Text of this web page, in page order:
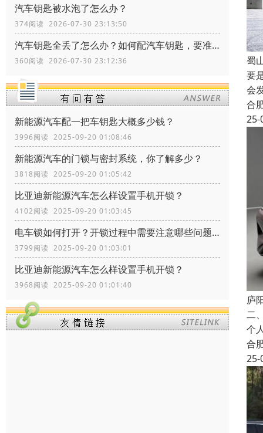
汽车钥匙被水泡了怎么办？
374阅读 2026-07-30 23:13:50
汽车钥匙全丢了怎么办？如何配汽车钥匙，要准备什么资料？
360阅读 2026-07-30 23:12:36
新能源汽车配一把车钥匙大概多少钱？
3996阅读 2025-09-20 01:08:46
新能源汽车的门锁与密封系统，你了解多少？
3818阅读 2025-09-20 01:05:42
比亚迪新能源汽车怎么样设置手机开锁？
4102阅读 2025-09-20 01:03:45
电车锁如何打开？开锁过程中需要注意哪些问题？
3799阅读 2025-09-20 01:03:01
比亚迪新能源汽车怎么样设置手机开锁？
3968阅读 2025-09-20 01:01:40
蜀
要
会
合
25-
庐
二
个
合
25-